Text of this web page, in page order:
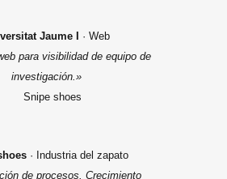
Jaume I
· Web
para visibilidad de equipo de
investigación.»
· Industria del zapato
de procesos. Crecimiento